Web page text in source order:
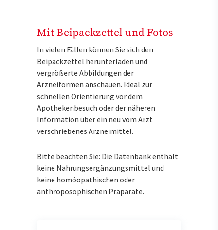
Mit Beipackzettel und Fotos
In vielen Fällen können Sie sich den
Beipackzettel herunterladen und
vergrößerte Abbildungen der
Arzneiformen anschauen. Ideal zur
schnellen Orientierung vor dem
Apothekenbesuch oder der näheren
Information über ein neu vom Arzt
verschriebenes Arzneimittel.
Bitte beachten Sie: Die Datenbank enthält
keine Nahrungsergänzungsmittel und
keine homöopathischen oder
anthroposophischen Präparate.